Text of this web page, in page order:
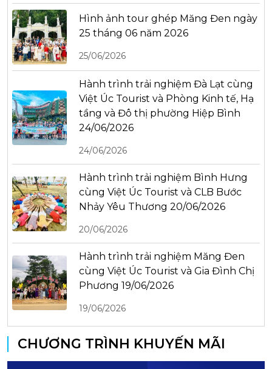
Hình ảnh tour ghép Măng Đen ngày
25 tháng 06 năm 2026
25/06/2026
Hành trình trải nghiệm Đà Lạt cùng
Việt Úc Tourist và Phòng Kinh tế, Hạ
tầng và Đô thị phường Hiệp Bình
24/06/2026
24/06/2026
Hành trình trải nghiệm Bình Hưng
cùng Việt Úc Tourist và CLB Bước
Nhảy Yêu Thương 20/06/2026
20/06/2026
Hành trình trải nghiệm Măng Đen
cùng Việt Úc Tourist và Gia Đình Chị
Phương 19/06/2026
19/06/2026
CHƯƠNG TRÌNH KHUYẾN MÃI